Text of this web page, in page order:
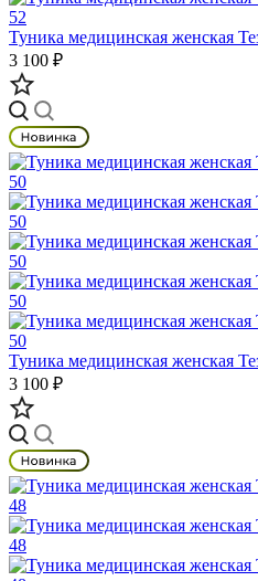
Туника медицинская женская
3 100 ₽
Туника медицинская женская
3 100 ₽